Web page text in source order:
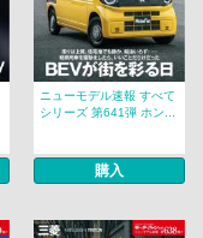
ニューモデル速報 すべて
シリーズ 第641弾 ホン...
購入